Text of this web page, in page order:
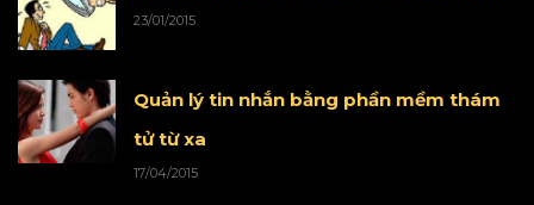
23/01/2015
Quản lý tin nhắn bằng phần mềm thám
tử từ xa
17/04/2015